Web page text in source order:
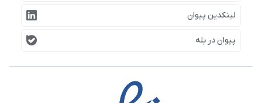
لینکدین پیوان
پیوان در بله